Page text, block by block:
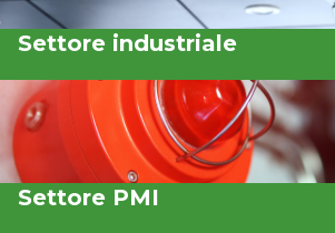
Settore industriale
Settore PMI